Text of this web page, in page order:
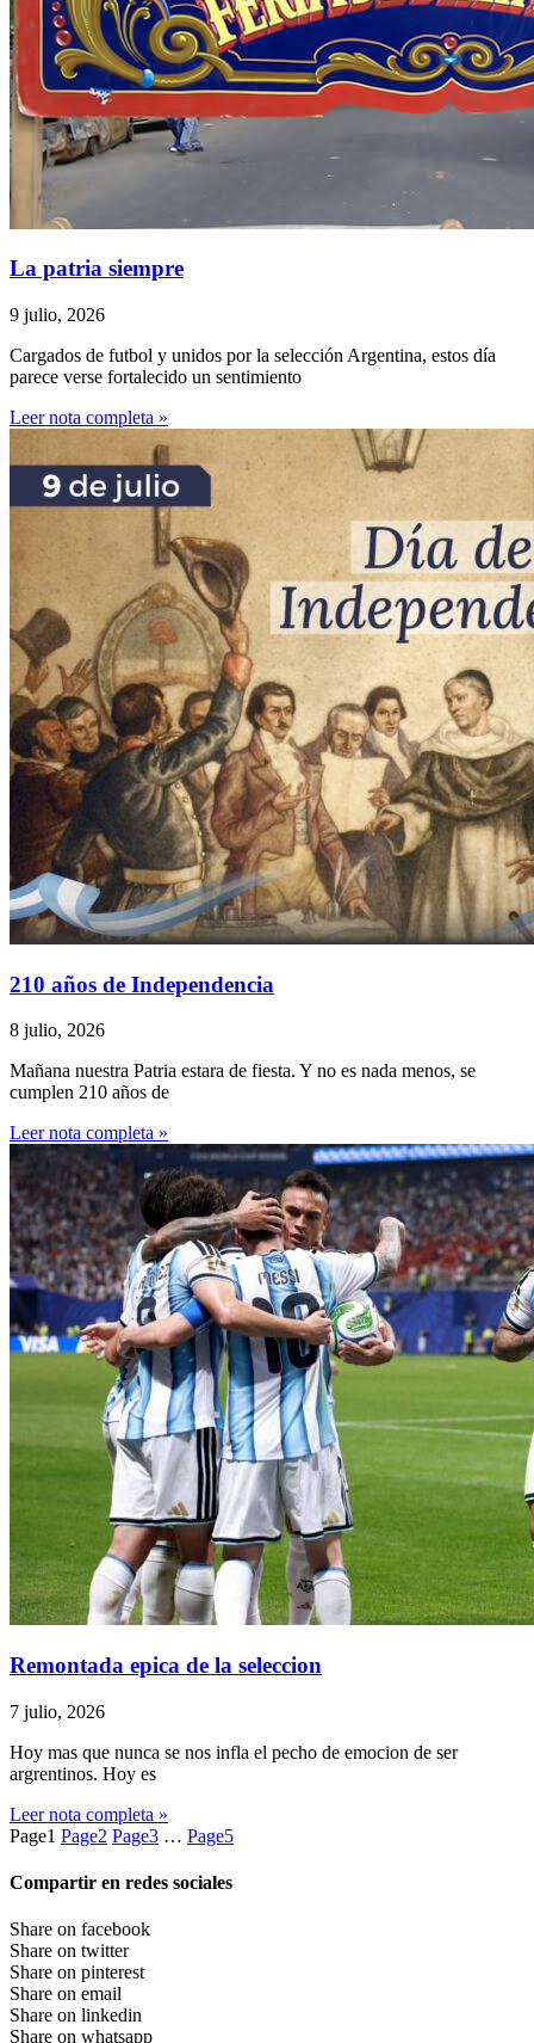
La patria siempre
9 julio, 2026
Cargados de futbol y unidos por la selección Argentina, estos día
parece verse fortalecido un sentimiento
Leer nota completa »
210 años de Independencia
8 julio, 2026
Mañana nuestra Patria estara de fiesta. Y no es nada menos, se
cumplen 210 años de
Leer nota completa »
Remontada epica de la seleccion
7 julio, 2026
Hoy mas que nunca se nos infla el pecho de emocion de ser
argrentinos. Hoy es
Leer nota completa »
Page1 Page2 Page3 … Page5
Compartir en redes sociales
Share on facebook
Share on twitter
Share on pinterest
Share on email
Share on linkedin
Share on whatsapp